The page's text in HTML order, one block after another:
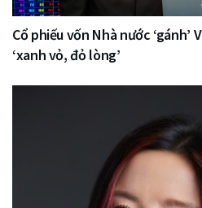
Cổ phiếu vốn Nhà nước
‘xanh vỏ, đỏ lòng’